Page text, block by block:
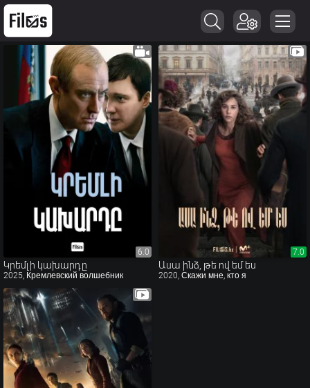
6.0
6.0
Կրեմլի կախարդը
2025, Кремлевский волшебник
7.0
7.0
Ասա ինձ, թե ով եմ ես
2020, Скажи мне, кто я